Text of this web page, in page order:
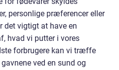
personlige præferencer eller
det vigtigt at have en
hvad vi putter i vores
forbrugere kan vi træffe
ved en sund og